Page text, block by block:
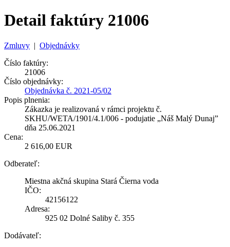
Detail faktúry 21006
Zmluvy | Objednávky
Číslo faktúry:
21006
Číslo objednávky:
Objednávka č. 2021-05/02
Popis plnenia:
Zákazka je realizovaná v rámci projektu č.
SKHU/WETA/1901/4.1/006 - podujatie „Náš Malý Dunaj”
dňa 25.06.2021
Cena:
2 616,00 EUR
Odberateľ:
Miestna akčná skupina Stará Čierna voda
IČO:
42156122
Adresa:
925 02 Dolné Saliby č. 355
Dodávateľ: